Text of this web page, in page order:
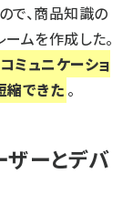
で、商品知識の
ムを作成した。
ミュニケーショ
縮できた 。
ザーとデバ